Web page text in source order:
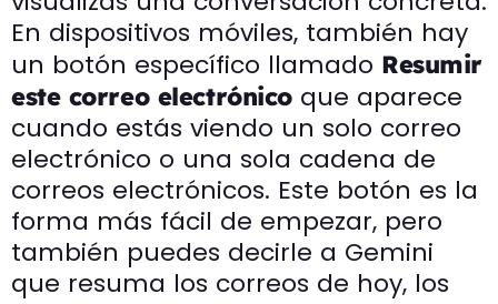
En dispositivos móviles, también hay
un botón específico llamado Resumir
este correo electrónicoque aparece
cuando estás viendo un solo correo
electrónico o una sola cadena de
correos electrónicos. Este botón es la
forma más fácil de empezar, pero
también puedes decirle a Gemini
que resuma los correos de hoy, los